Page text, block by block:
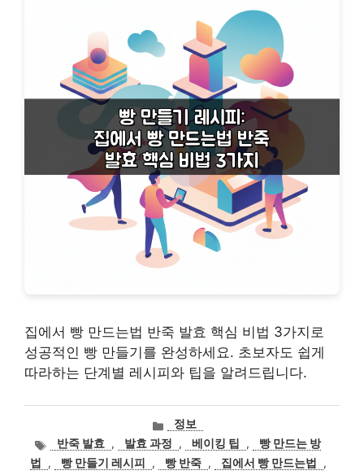
집에서 빵 만드는법 반죽 발효 핵심 비법 3가지로
성공적인 빵 만들기를 완성하세요. 초보자도 쉽게
따라하는 단계별 레시피와 팁을 알려드립니다.
카
테
고
리
정보
태반죽 발효 , 발효 과정 , 베이킹 팁 ,
빵 만드는 방
법
, 빵 만들기 레시피 , 빵 반죽 , 집에서 빵 만드는법
,